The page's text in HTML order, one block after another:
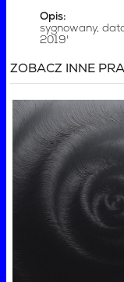
Opis:
sygnowany,
2019'
ZOBACZ INNE